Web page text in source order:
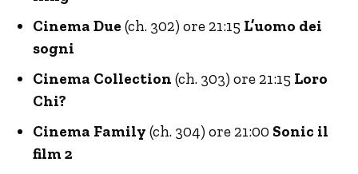
Cinema Due (ch. 302) ore 21:15 L’uomo dei
sogni
Cinema Collection (ch. 303) ore 21:15 Loro
Chi?
Cinema Family (ch. 304) ore 21:00 Sonic il
film 2